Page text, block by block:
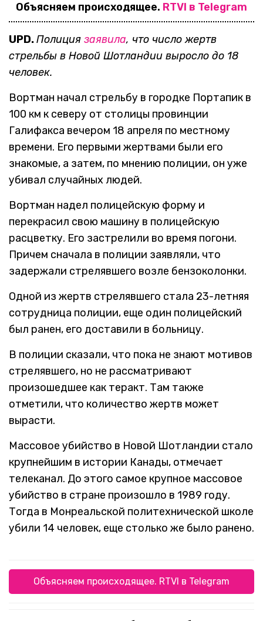
Объясняем происходящее. RTVI в Telegram
UPD.Полиция заявила, что число жертв
стрельбы в Новой Шотландии выросло до 18
человек.
Вортман начал стрельбу в городке Портапик в
100 км к северу от столицы провинции
Галифакса вечером 18 апреля по местному
времени. Его первыми жертвами были его
знакомые, а затем, по мнению полиции, он уже
убивал случайных людей.
Вортман надел полицейскую форму и
перекрасил свою машину в полицейскую
расцветку. Его застрелили во время погони.
Причем сначала в полиции заявляли, что
задержали стрелявшего возле бензоколонки.
Одной из жертв стрелявшего стала 23-летняя
сотрудница полиции, еще один полицейский
был ранен, его доставили в больницу.
В полиции сказали, что пока не знают мотивов
стрелявшего, но не рассматривают
произошедшее как теракт. Там также
отметили, что количество жертв может
вырасти.
Массовое убийство в Новой Шотландии стало
крупнейшим в истории Канады, отмечает
телеканал. До этого самое крупное массовое
убийство в стране произошло в 1989 году.
Тогда в Монреальской политехнической школе
убили 14 человек, еще столько же было ранено.
Объясняем происходящее. RTVI в Telegram